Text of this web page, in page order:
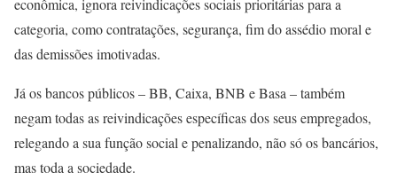
econômica, ignora reivindicações sociais prioritárias para a
categoria, como contratações, segurança, fim do assédio moral e
das demissões imotivadas.
Já os bancos públicos – BB, Caixa, BNB e Basa – também
negam todas as reivindicações específicas dos seus empregados,
relegando a sua função social e penalizando, não só os bancários,
mas toda a sociedade.